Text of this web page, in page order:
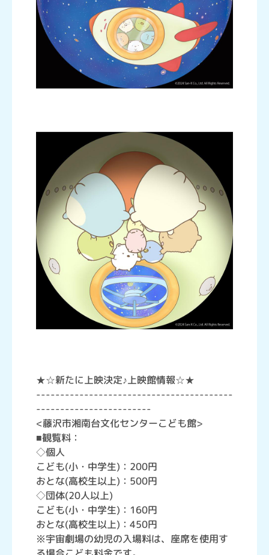
★☆新たに上映決定♪上映館情報☆★
-----------------------------------------
------------------------
<藤沢市湘南台文化センターこども館>
■観覧料：
◇個人
こども(小・中学生)：200円
おとな(高校生以上)：500円
◇団体(20人以上)
こども(小・中学生)：160円
おとな(高校生以上)：450円
※宇宙劇場の幼児の入場料は、座席を使用す